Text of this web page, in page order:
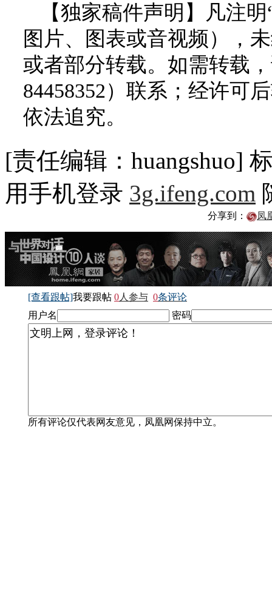
【独家稿件声明】凡注
图片、图表或音视频），
或者部分转载。如需转载
84458352）联系；经许可
依法追究。
[责任编辑：huangshuo]
用手机登录 3g.ifeng.com
分享到： 凤
[查看跟帖]我要跟帖 0人参与 0条评论
用户名
密码
所有评论仅代表网友意见，凤凰网保持中立。